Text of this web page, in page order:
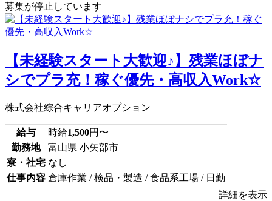
募集が停止しています
【未経験スタート大歓迎♪】残業ほぼナ
シでプラ充！稼ぐ優先・高収入Work☆
株式会社綜合キャリアオプション
給与 時給1,500円〜
勤務地
富山県 小矢部市
寮・社宅 なし
仕事内容 倉庫作業 / 検品・製造 / 食品系工場 / 日勤
詳細を表示